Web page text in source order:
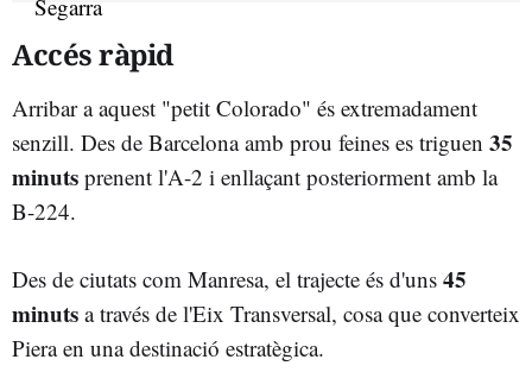
Accés ràpid
Arribar a aquest "petit Colorado" és extremadament
senzill. Des de Barcelona amb prou feines es triguen 35
minuts prenent l'A-2 i enllaçant posteriorment amb la
B-224.
Des de ciutats com Manresa, el trajecte és d'uns 45
minuts a través de l'Eix Transversal, cosa que converteix
Piera en una destinació estratègica.